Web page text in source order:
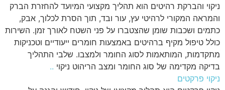
ניקוי והברקת רהיטים הוא תהליך מקצועי המיועד להחזרת הברק
והמראה המקורי לרהיטי עץ, עור ובד, תוך הסרת לכלוך, אבק,
כתמים ושכבות שומן שהצטברו על פני השטח לאורך זמן. השירות
כולל טיפול מקיף ברהיטים באמצעות חומרים ייעודיים וטכניקות
מתקדמות, המותאמות לסוג החומר ולמצבו. שלבי התהליך
בדיקה מקדימה של סוג החומר ומצב הריהוט ניקוי ..
ניקוי פרקטים